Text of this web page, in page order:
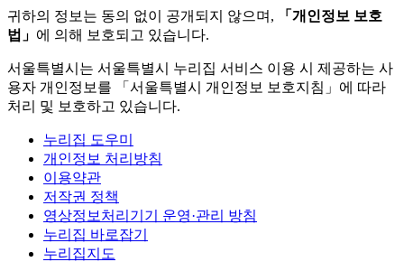
귀하의 정보는 동의 없이 공개되지 않으며,
「개인정보 보호
법」 에 의해 보호되고 있습니다.
서울특별시는 서울특별시 누리집 서비스 이용 시 제공하는 사
용자 개인정보를 「서울특별시 개인정보 보호지침」에 따라
처리 및 보호하고 있습니다.
누리집 도우미
개인정보 처리방침
이용약관
저작권 정책
영상정보처리기기 운영·관리 방침
누리집 바로잡기
누리집지도